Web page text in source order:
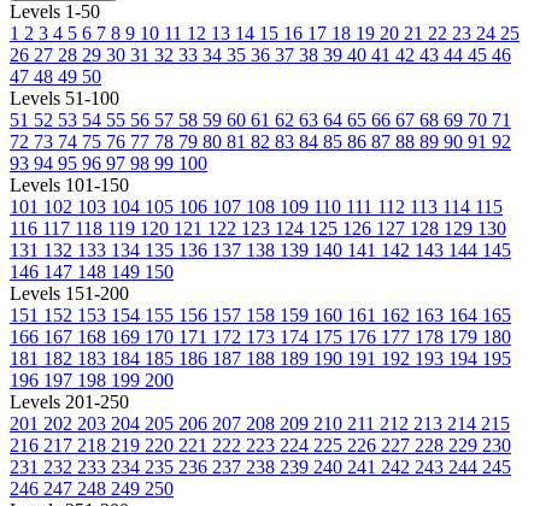
Levels 1-50
1 2 3 4 5 6 7 8 9 10 11 12 13 14 15 16 17 18 19 20 21 22 23 24 25
26 27 28 29 30 31 32 33 34 35 36 37 38 39 40 41 42 43 44 45 46
47 48 49 50
Levels 51-100
51 52 53 54 55 56 57 58 59 60 61 62 63 64 65 66 67 68 69 70 71
72 73 74 75 76 77 78 79 80 81 82 83 84 85 86 87 88 89 90 91 92
93 94 95 96 97 98 99 100
Levels 101-150
101 102 103 104 105 106 107 108 109 110 111 112 113 114 115
116 117 118 119 120 121 122 123 124 125 126 127 128 129 130
131 132 133 134 135 136 137 138 139 140 141 142 143 144 145
146 147 148 149 150
Levels 151-200
151 152 153 154 155 156 157 158 159 160 161 162 163 164 165
166 167 168 169 170 171 172 173 174 175 176 177 178 179 180
181 182 183 184 185 186 187 188 189 190 191 192 193 194 195
196 197 198 199 200
Levels 201-250
201 202 203 204 205 206 207 208 209 210 211 212 213 214 215
216 217 218 219 220 221 222 223 224 225 226 227 228 229 230
231 232 233 234 235 236 237 238 239 240 241 242 243 244 245
246 247 248 249 250